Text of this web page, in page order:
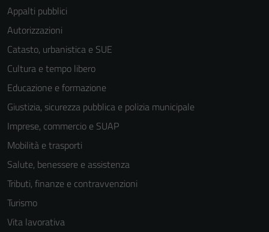
Appalti pubblici
Autorizzazioni
Catasto, urbanistica e SUE
Cultura e tempo libero
Educazione e formazione
Giustizia, sicurezza pubblica e polizia municipale
Imprese, commercio e SUAP
Mobilità e trasporti
Salute, benessere e assistenza
Tributi, finanze e contravvenzioni
Turismo
Vita lavorativa
del sito e non